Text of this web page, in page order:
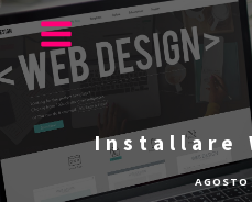
Installare
AGOSTO